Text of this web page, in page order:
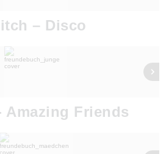
– Disco
Amazing Friends